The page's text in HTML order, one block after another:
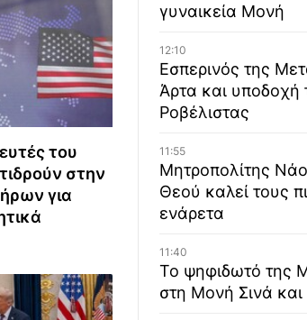
του
στην
για
γυναικεία Μονή
12:10
Εσπερινός της
Άρτα και υποδοχή
Ροβέλιστας
11:55
Μητροπολίτης
Θεού καλεί τους
ενάρετα
11:40
Το ψηφιδωτό της
στη Μονή Σινά